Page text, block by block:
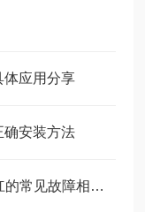
体应用分享
确安装方法
一文与您分享THK直线导轨滚珠丝杠的常见故障相应解决方法